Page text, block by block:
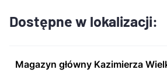
Dostępne w lokalizacji:
Magazyn główny Kazimierza